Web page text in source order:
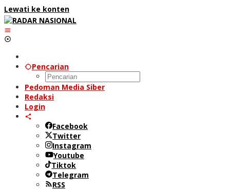
Lewati ke konten
Pencarian
Pedoman Media Siber
Redaksi
Login
Facebook
Twitter
Instagram
Youtube
Tiktok
Telegram
RSS